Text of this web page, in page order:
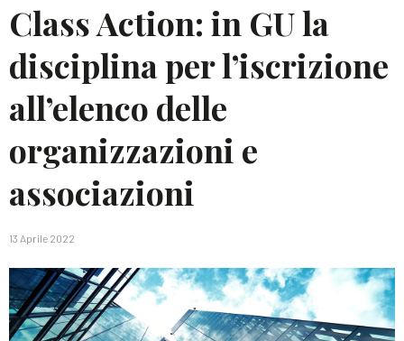
Class Action: in GU la
disciplina per l’iscrizione
all’elenco delle
organizzazioni e
associazioni
13 Aprile 2022